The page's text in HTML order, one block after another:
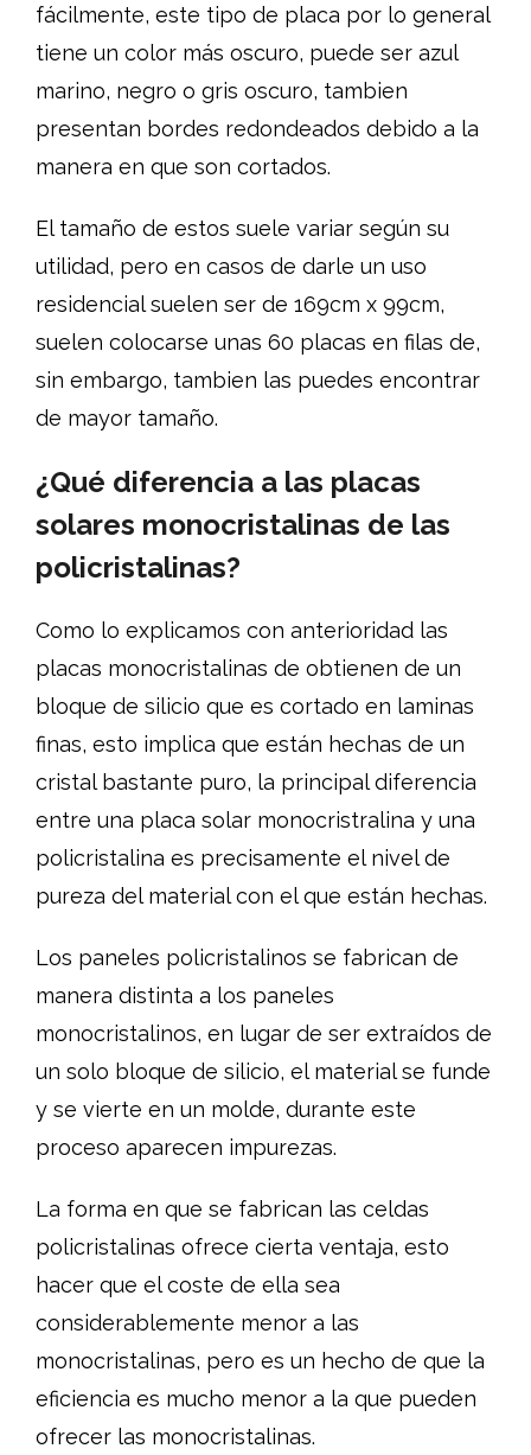
fácilmente, este tipo de placa por lo general
tiene un color más oscuro, puede ser azul
marino, negro o gris oscuro, tambien
presentan bordes redondeados debido a la
manera en que son cortados.
El tamaño de estos suele variar según su
utilidad, pero en casos de darle un uso
residencial suelen ser de 169cm x 99cm,
suelen colocarse unas 60 placas en filas de,
sin embargo, tambien las puedes encontrar
de mayor tamaño.
¿Qué diferencia a las placas
solares monocristalinas de las
policristalinas?
Como lo explicamos con anterioridad las
placas monocristalinas de obtienen de un
bloque de silicio que es cortado en laminas
finas, esto implica que están hechas de un
cristal bastante puro, la principal diferencia
entre una placa solar monocristralina y una
policristalina es precisamente el nivel de
pureza del material con el que están hechas.
Los paneles policristalinos se fabrican de
manera distinta a los paneles
monocristalinos, en lugar de ser extraídos de
un solo bloque de silicio, el material se funde
y se vierte en un molde, durante este
proceso aparecen impurezas.
La forma en que se fabrican las celdas
policristalinas ofrece cierta ventaja, esto
hacer que el coste de ella sea
considerablemente menor a las
monocristalinas, pero es un hecho de que la
eficiencia es mucho menor a la que pueden
ofrecer las monocristalinas.